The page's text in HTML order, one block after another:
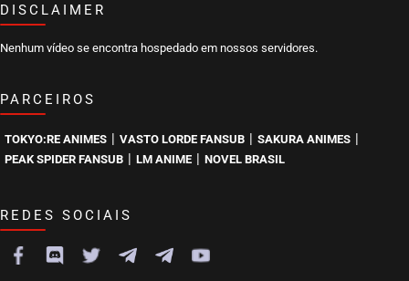
DISCLAIMER
Nenhum vídeo se encontra hospedado em nossos servidores.
PARCEIROS
TOKYO:RE ANIMES VASTO LORDE FANSUB SAKURA ANIMES
PEAK SPIDER FANSUB LM ANIME NOVEL BRASIL
REDES SOCIAIS